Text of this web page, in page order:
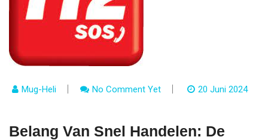
Mug-Heli No Comment Yet 20 Juni 2024
Belang Van Snel Handelen: De